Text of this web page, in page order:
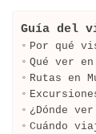
Paraguay
Perú
Maldivas
Mongolia
Nepal
Francia
Grecia
Guía del
Por qué
Qué ver
Rutas en
¿Dónde
Cuándo